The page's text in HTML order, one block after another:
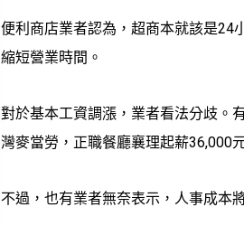
便利商店業者認為，超商本就該是24
縮短營業時間。
對於基本工資調漲，業者看法分歧。
灣麥當勞，正職餐廳襄理起薪36,000
不過，也有業者無奈表示，人事成本